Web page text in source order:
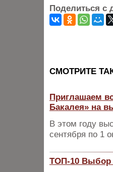
Поделиться с
CМОТРИТЕ
Приглашаем
Бакалея» на
В этом году
сентября по 1
ТОП-10 Выбор